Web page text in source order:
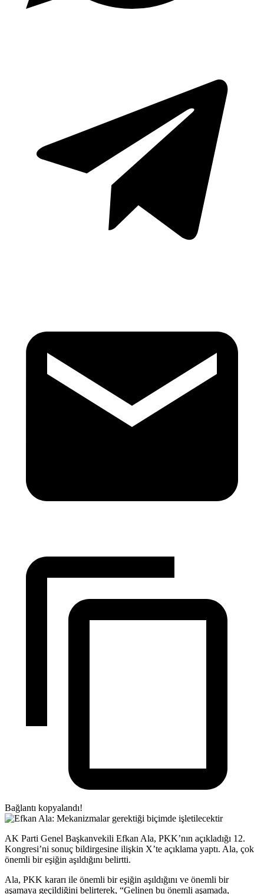
Bağlantı kopyalandı!
AK Parti Genel Başkanvekili Efkan Ala, PKK’nın açıkladığı 12.
Kongresi’ni sonuç bildirgesine ilişkin X’te açıklama yaptı. Ala, çok
önemli bir eşiğin aşıldığını belirtti.
Ala, PKK kararı ile önemli bir eşiğin aşıldığını ve önemli bir
aşamaya geçildiğini belirterek, “Gelinen bu önemli aşamada,